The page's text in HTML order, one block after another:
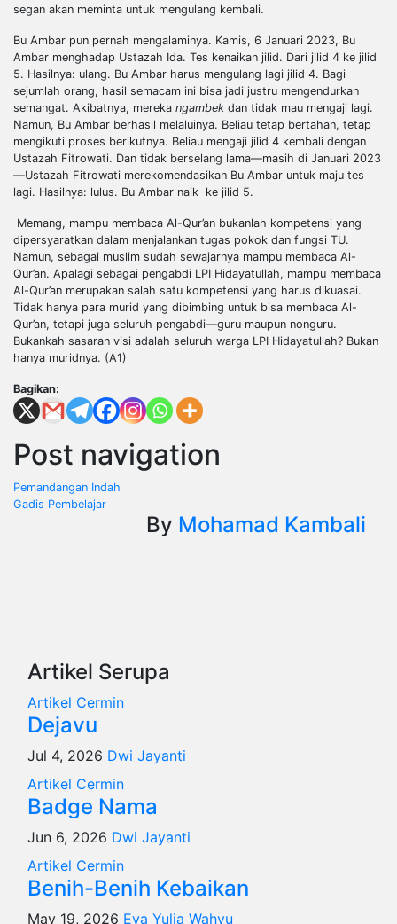
segan akan meminta untuk mengulang kembali.
Bu Ambar pun pernah mengalaminya. Kamis, 6 Januari 2023, Bu
Ambar menghadap Ustazah Ida. Tes kenaikan jilid. Dari jilid 4 ke jilid
5. Hasilnya: ulang. Bu Ambar harus mengulang lagi jilid 4. Bagi
sejumlah orang, hasil semacam ini bisa jadi justru mengendurkan
semangat. Akibatnya, mereka ngambek dan tidak mau mengaji lagi.
Namun, Bu Ambar berhasil melaluinya. Beliau tetap bertahan, tetap
mengikuti proses berikutnya. Beliau mengaji jilid 4 kembali dengan
Ustazah Fitrowati. Dan tidak berselang lama—masih di Januari 2023
—Ustazah Fitrowati merekomendasikan Bu Ambar untuk maju tes
lagi. Hasilnya: lulus. Bu Ambar naik ke jilid 5.
Memang, mampu membaca Al-Qur’an bukanlah kompetensi yang
dipersyaratkan dalam menjalankan tugas pokok dan fungsi TU.
Namun, sebagai muslim sudah sewajarnya mampu membaca Al-
Qur’an. Apalagi sebagai pengabdi LPI Hidayatullah, mampu membaca
Al-Qur’an merupakan salah satu kompetensi yang harus dikuasai.
Tidak hanya para murid yang dibimbing untuk bisa membaca Al-
Qur’an, tetapi juga seluruh pengabdi—guru maupun nonguru.
Bukankah sasaran visi adalah seluruh warga LPI Hidayatullah? Bukan
hanya muridnya. (A1)
Bagikan:
Post navigation
Pemandangan Indah
Gadis Pembelajar
By Mohamad Kambali
Artikel Serupa
Artikel Cermin
Dejavu
Jul 4, 2026 Dwi Jayanti
Artikel Cermin
Badge Nama
Jun 6, 2026 Dwi Jayanti
Artikel Cermin
Benih-Benih Kebaikan
May 19, 2026 Eva Yulia Wahyu